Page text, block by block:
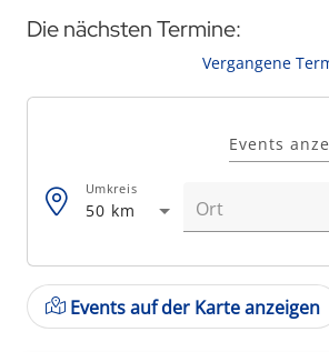
Die nächsten Termine:
Vergangene
Events
50 km
Umkreis
Events auf der Karte anzeigen